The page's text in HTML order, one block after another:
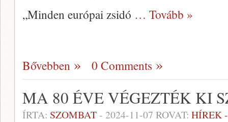
„Minden európai zsidó … Tovább »
Bővebben 0 Comments
MA 80 ÉVE VÉGEZTÉK KI
ÍRTA: SZOMBAT- 2024-11-07 ROVAT: HÍREK